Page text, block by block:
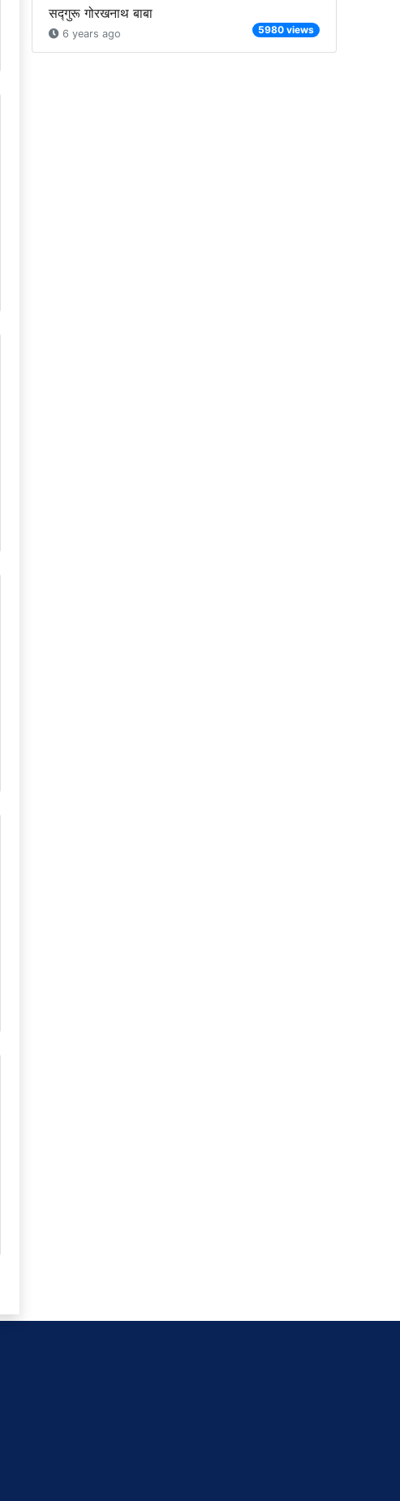
सद्गुरू गोरखनाथ बाबा
6 years ago 5980 views